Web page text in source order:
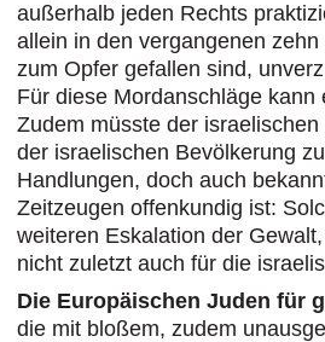
außerhalb jeden Rechts
allein in den vergangenen
zum Opfer gefallen sind,
Für diese Mordanschläge
Zudem müsste der
der israelischen Bevölkerung
Handlungen, doch auch
Zeitzeugen offenkundig ist:
weiteren Eskalation der
nicht zuletzt auch für die
Die Europäischen Juden für
die mit bloßem, zudem